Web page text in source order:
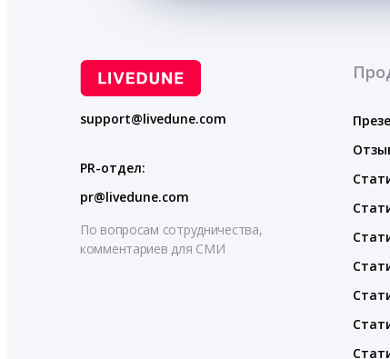
support@livedune.com
PR-отдел:
pr@livedune.com
По вопросам сотрудничества,
комментариев для СМИ